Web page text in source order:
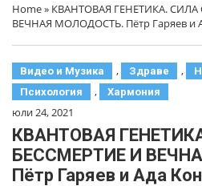
Home» КВАНТОВАЯ ГЕНЕТИКА.
ВЕЧНАЯ МОЛОДОСТЬ. Пётр Гаряев и
Видео и Музика , Здраве ,
Психология , Хармония
юли 24, 2021
КВАНТОВАЯ
БЕССМЕРТИЕ И
Пётр Гаряев и Ада